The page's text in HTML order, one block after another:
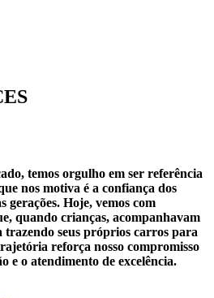
temos orgulho em ser referência
nos motiva é a confiança dos
gerações. Hoje, vemos com
quando crianças, acompanhavam
trazendo seus próprios carros para
reforça nosso compromisso
e o atendimento de excelência.